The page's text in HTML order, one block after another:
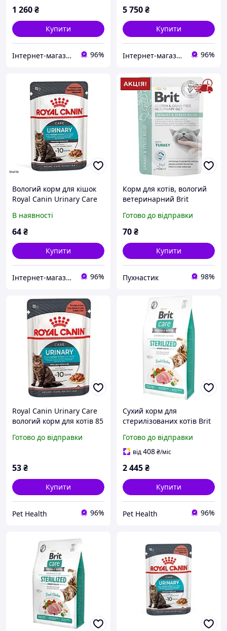
1 260₴
Купити
Інтернет-магазин Danio 96%
5 750₴
Купити
Інтернет-магазин Danio 96%
Вологий корм для кішок
Royal Canin Urinary Care
здоров'я сечовивідних
В наявності
64₴
Купити
Інтернет-магазин Danio 96%
Корм для котів, вологий
ветеринарний Brit
Stress Relief з індичкою,
85 г (TDZ71714)
Готово до відправки
70₴
Купити
Пухнастик 98%
Royal Canin Urinary Care
вологий корм для котів 85
Готово до відправки
53₴
Купити
Pet Health 96%
Сухий корм для
стерилізованих котів Brit
Urinary Health з куркою 7
кг
Готово до відправки
від408₴/міс
2 445₴
Купити
Pet Health 96%